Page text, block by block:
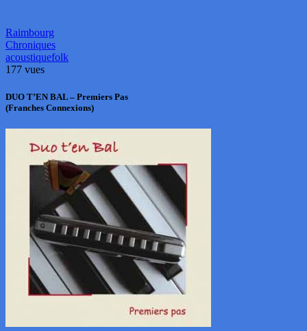
Raimbourg
Chroniques
acoustiquefolk
177 vues
DUO T’EN BAL – Premiers Pas
(Franches Connexions)